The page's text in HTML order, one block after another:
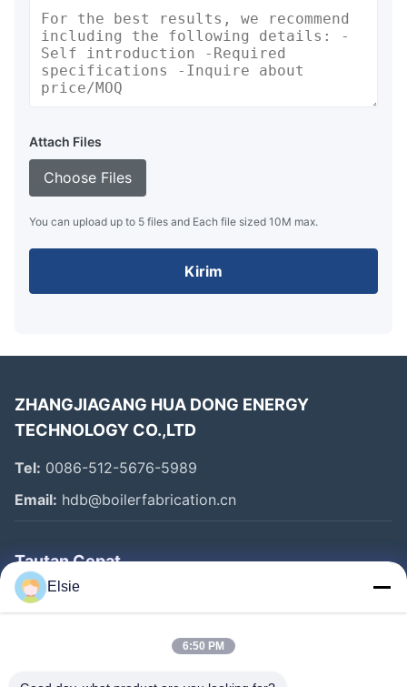
Attach Files
Choose Files
You can upload up to 5 files and Each file sized 10M max.
Kirim
ZHANGJIAGANG HUA DONG ENERGY
TECHNOLOGY CO.,LTD
Tel: 0086-512-5676-5989
Email: hdb@boilerfabrication.cn
Tautan Cepat
Rumah
Elsie
6:50 PM